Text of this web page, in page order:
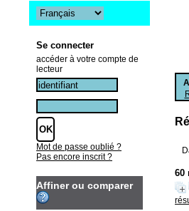
Se connecter
accéder à votre compte de
lecteur
Mot de passe oublié ?
Pas encore inscrit ?
Affiner ou comparer